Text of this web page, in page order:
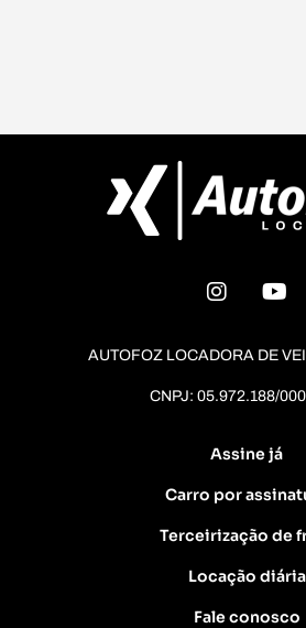
AUTOFOZ LOCADORA DE
CNPJ: 05.972.188/
Assine já
Carro por
Terceirização de
Locação diária
Fale conosco